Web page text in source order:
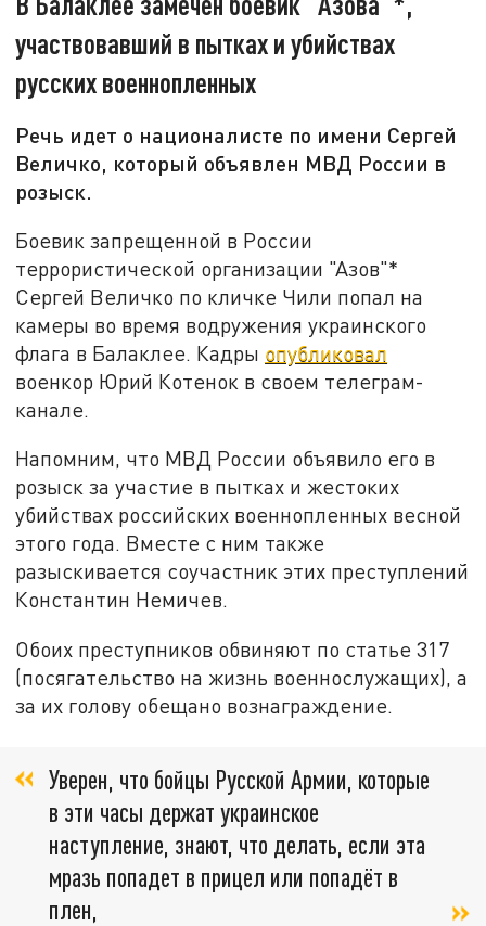
участвовавший в пытках и убийствах
русских военнопленных
Речь идет о националисте по имени Сергей
Величко, который объявлен МВД России в
розыск.
Боевик запрещенной в России
террористической организации "Азов"*
Сергей Величко по кличке Чили попал на
камеры во время водружения украинского
флага в Балаклее. Кадры опубликовал
военкор Юрий Котенок в своем телеграм-
канале.
Напомним, что МВД России объявило его в
розыск за участие в пытках и жестоких
убийствах российских военнопленных весной
этого года. Вместе с ним также
разыскивается соучастник этих преступлений
Константин Немичев.
Обоих преступников обвиняют по статье 317
(посягательство на жизнь военнослужащих), а
за их голову обещано вознаграждение.
Уверен, что бойцы Русской Армии, которые
в эти часы держат украинское
наступление, знают, что делать, если эта
мразь попадет в прицел или попадёт в
плен,